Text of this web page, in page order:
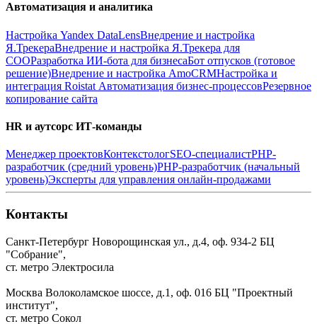
Автоматизация и аналитика
Настройка Yandex DataLensВнедрение и настройка
Я.ТрекераВнедрение и настройка Я.Трекера для
СООРазработка ИИ-бота для бизнесаБот отпусков (готовое
решение)Внедрение и настройка AmoCRMНастройка и
интеграция Roistat Автоматизация бизнес-процессовРезервное
копирование сайта
HR и аутсорс ИТ-команды
Менеджер проектовКонтекстологSEO-специалистPHP-
разработчик (средний уровень)PHP-разработчик (начальный
уровень)Эксперты для управления онлайн-продажами
Контакты
Санкт-Петербург Новорощинская ул., д.4, оф. 934-2 БЦ
"Собрание",
ст. метро Электросила
Москва Волоколамское шоссе, д.1, оф. 016 БЦ "Проектный
институт",
ст. метро Сокол